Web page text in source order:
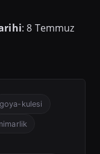
: 8 Temmuz
goya-kulesi